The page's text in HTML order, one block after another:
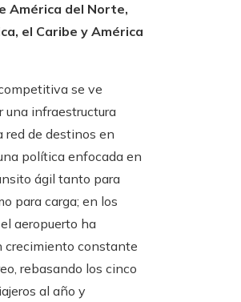
América del Norte,
el Caribe y América
se ve
una infraestructura
red de destinos en
política enfocada en
ágil tanto para
para carga; en los
aeropuerto ha
crecimiento constante
rebasando los cinco
al año y